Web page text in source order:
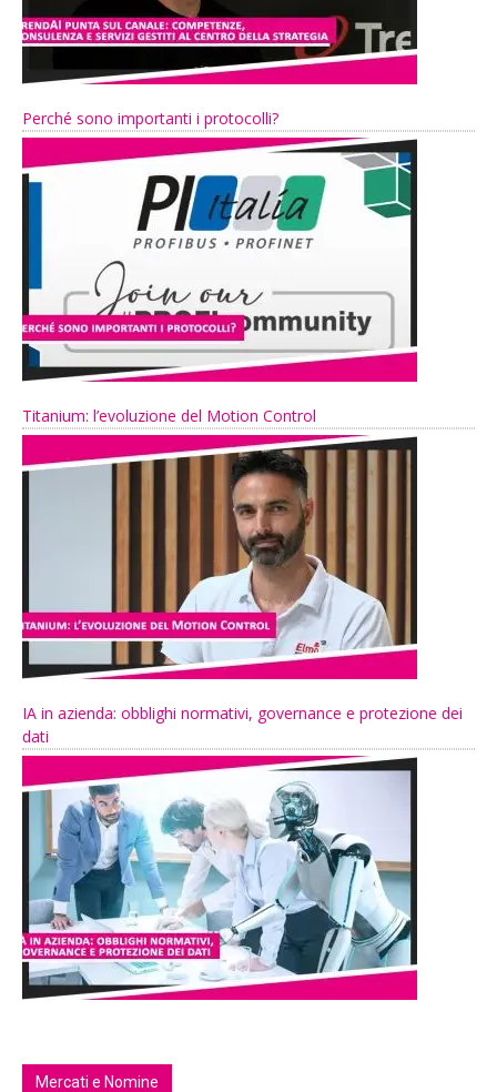
Perché sono importanti i protocolli?
Titanium: l’evoluzione del Motion Control
IA in azienda: obblighi normativi, governance e protezione dei
dati
Mercati e Nomine